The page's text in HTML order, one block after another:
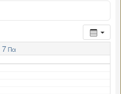
7 Πα